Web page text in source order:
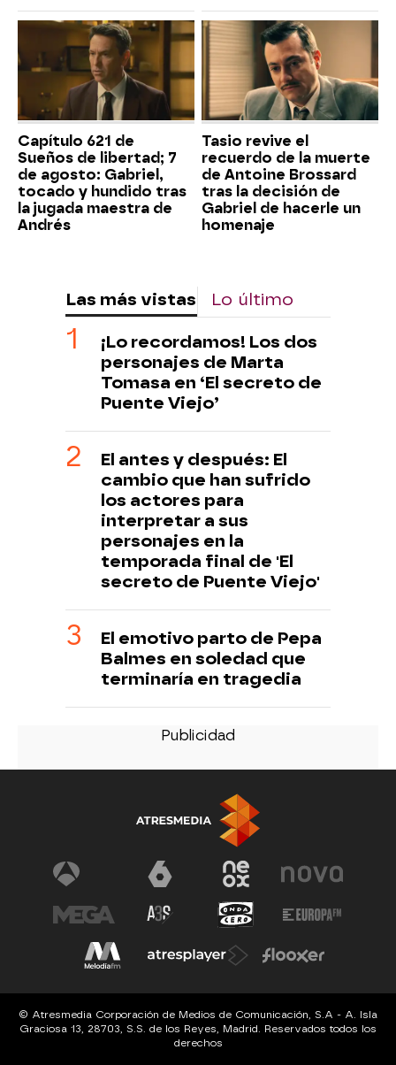
Capítulo 621 de
Sueños de libertad; 7
de agosto: Gabriel,
tocado y hundido tras
la jugada maestra de
Andrés
Tasio revive el
recuerdo de la muerte
de Antoine Brossard
tras la decisión de
Gabriel de hacerle un
homenaje
Las más vistas Lo último
¡Lo recordamos! Los dos
personajes de Marta
Tomasa en ‘El secreto de
Puente Viejo’
El antes y después: El
cambio que han sufrido
los actores para
interpretar a sus
personajes en la
temporada final de 'El
secreto de Puente Viejo'
El emotivo parto de Pepa
Balmes en soledad que
terminaría en tragedia
© Atresmedia Corporación de Medios de Comunicación, S.A - A. Isla
Graciosa 13, 28703, S.S. de los Reyes, Madrid. Reservados todos los
derechos